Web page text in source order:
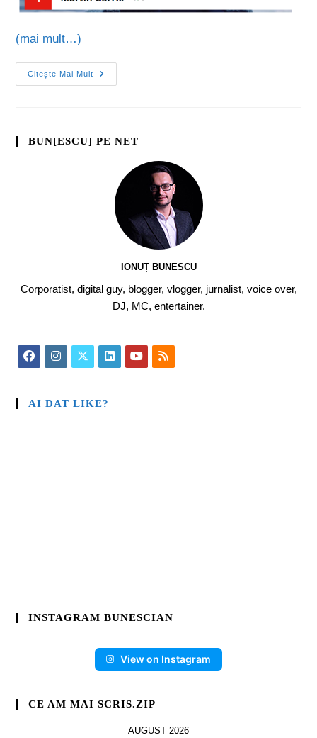
(mai mult…)
Citește Mai Mult
BUN[ESCU] PE NET
IONUȚ BUNESCU
Corporatist, digital guy, blogger, vlogger, jurnalist, voice over,
DJ, MC, entertainer.
AI DAT LIKE?
INSTAGRAM BUNESCIAN
View on Instagram
CE AM MAI SCRIS.ZIP
AUGUST 2026